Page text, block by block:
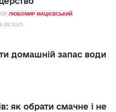
ЛЮБОМИР МАЦІЄВСЬКИЙ
домашній запас води
як обрати смачне і не